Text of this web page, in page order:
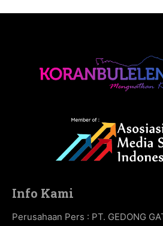
Info Kami
Perusahaan Pers : PT. GEDONG